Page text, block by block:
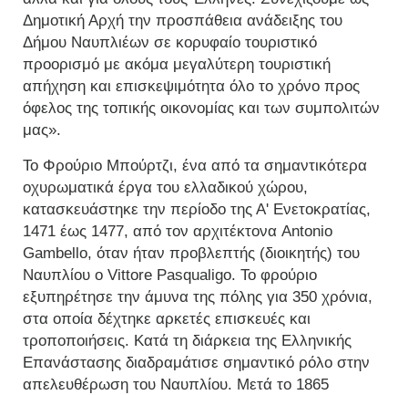
Δημοτική Αρχή την προσπάθεια ανάδειξης του
Δήμου Ναυπλιέων σε κορυφαίο τουριστικό
προορισμό με ακόμα μεγαλύτερη τουριστική
απήχηση και επισκεψιμότητα όλο το χρόνο προς
όφελος της τοπικής οικονομίας και των συμπολιτών
μας».
Το Φρούριο Μπούρτζι, ένα από τα σημαντικότερα
οχυρωματικά έργα του ελλαδικού χώρου,
κατασκευάστηκε την περίοδο της Α' Ενετοκρατίας,
1471 έως 1477, από τον αρχιτέκτονα Antonio
Gambello, όταν ήταν προβλεπτής (διοικητής) του
Ναυπλίου ο Vittore Pasqualigo. Το φρούριο
εξυπηρέτησε την άμυνα της πόλης για 350 χρόνια,
στα οποία δέχτηκε αρκετές επισκευές και
τροποποιήσεις. Κατά τη διάρκεια της Ελληνικής
Επανάστασης διαδραμάτισε σημαντικό ρόλο στην
απελευθέρωση του Ναυπλίου. Μετά το 1865